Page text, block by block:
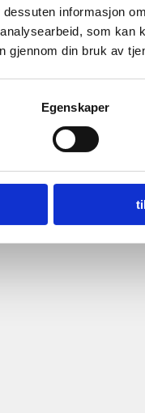
informasjon
som kan
gjennom din bruk av
Egenskaper